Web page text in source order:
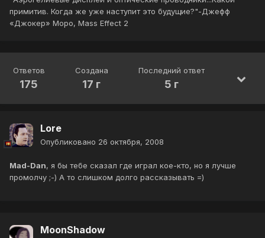
примитив. Когда же уже наступит это будущие?"-Джефф
«Джокер» Моро, Mass Effect 2
Ответов
175
Создана
17 г
Последний ответ
5 г
Lore
Опубликовано 26 октября, 2008
Mad-Dan, я бы тебе сказал где играл кое-кто, но я лучше
промолчу ;-) А то слишком долго рассказывать =)
MoonShadow